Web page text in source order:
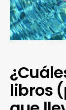
libros